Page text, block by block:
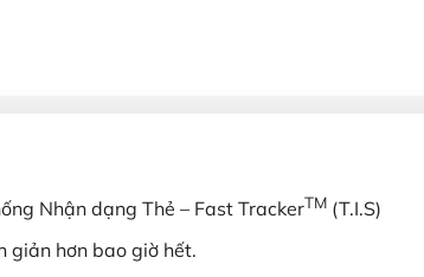
Nhận dạng Thẻ – Fast TrackerTM(T.I.S)
giản hơn bao giờ hết.